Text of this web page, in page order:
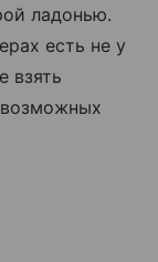
ладонью.
есть не у
взять